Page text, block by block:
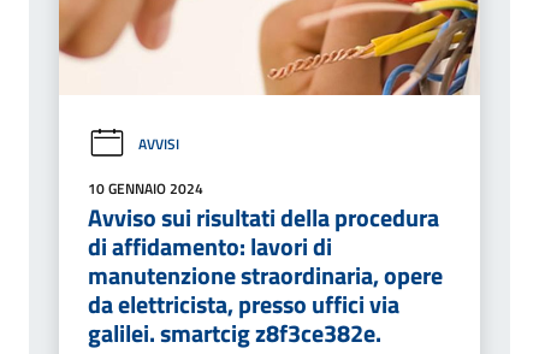
AVVISI
10 GENNAIO 2024
Avviso sui risultati della procedura
di affidamento: lavori di
manutenzione straordinaria, opere
da elettricista, presso uffici via
galilei. smartcig z8f3ce382e.